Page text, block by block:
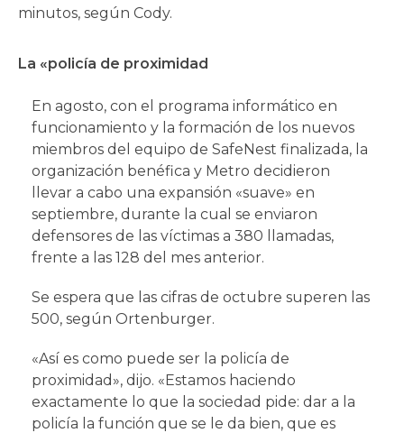
minutos, según Cody.
La «policía de proximidad
En agosto, con el programa informático en
funcionamiento y la formación de los nuevos
miembros del equipo de SafeNest finalizada, la
organización benéfica y Metro decidieron
llevar a cabo una expansión «suave» en
septiembre, durante la cual se enviaron
defensores de las víctimas a 380 llamadas,
frente a las 128 del mes anterior.
Se espera que las cifras de octubre superen las
500, según Ortenburger.
«Así es como puede ser la policía de
proximidad», dijo. «Estamos haciendo
exactamente lo que la sociedad pide: dar a la
policía la función que se le da bien, que es